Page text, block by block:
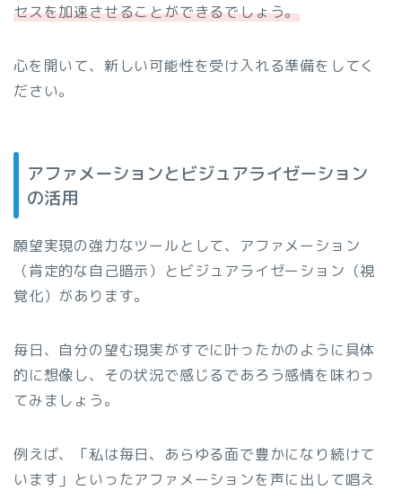
セスを加速させることができるでしょう。
心を開いて、新しい可能性を受け入れる準備をしてく
ださい。
アファメーションとビジュアライゼーション
の活用
願望実現の強力なツールとして、アファメーション
（肯定的な自己暗示）とビジュアライゼーション（視
覚化）があります。
毎日、自分の望む現実がすでに叶ったかのように具体
的に想像し、その状況で感じるであろう感情を味わっ
てみましょう。
例えば、「私は毎日、あらゆる面で豊かになり続けて
います」といったアファメーションを声に出して唱え